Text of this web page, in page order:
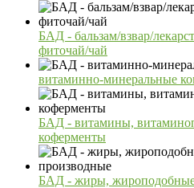
БАД - бальзам/взвар/
фиточай/чай
витаминно-минеральные
БАД - витамины,
коферменты
БАД - жиры, жироподобные